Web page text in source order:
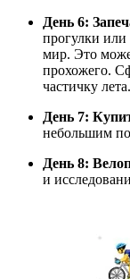
День 6:
прогулки
мир. Это
прохожего.
частичку лета.
День 7:
небольшим
День 8:
и